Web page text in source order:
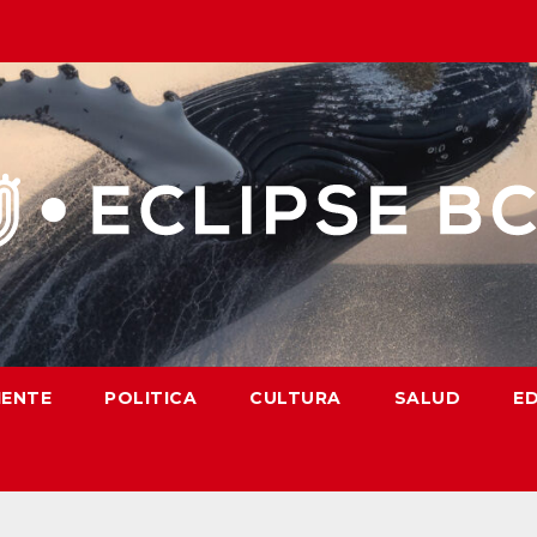
POLITICA CULTURA SALUD